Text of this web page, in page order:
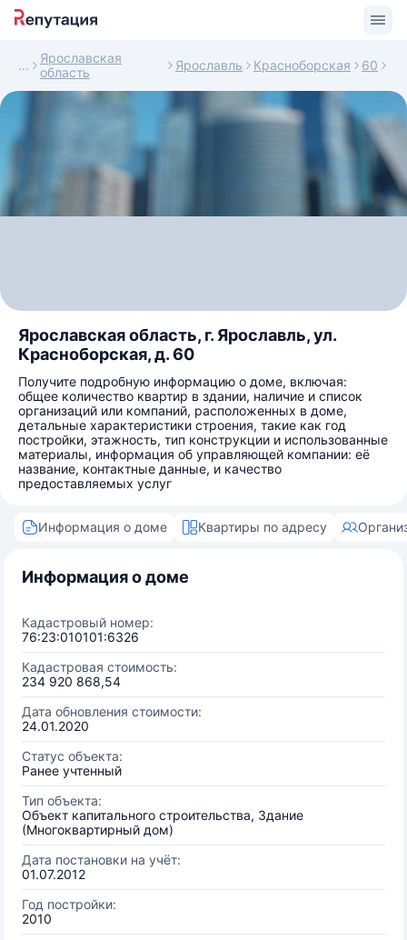
Ярославская
область
Ярославль Красноборская 60
Ярославская область, г. Ярославль, ул.
Красноборская, д. 60
Получите подробную информацию о доме, включая:
общее количество квартир в здании, наличие и список
организаций или компаний, расположенных в доме,
детальные характеристики строения, такие как год
постройки, этажность, тип конструкции и использованные
материалы, информация об управляющей компании: её
название, контактные данные, и качество
предоставляемых услуг
Информация о доме Квартиры по адресу
Информация о доме
Кадастровый номер:
76:23:010101:6326
Кадастровая стоимость:
234 920 868,54
Дата обновления стоимости:
24.01.2020
Статус объекта:
Ранее учтенный
Тип объекта:
Объект капитального строительства, Здание
(Многоквартирный дом)
Дата постановки на учёт:
01.07.2012
Год постройки:
2010